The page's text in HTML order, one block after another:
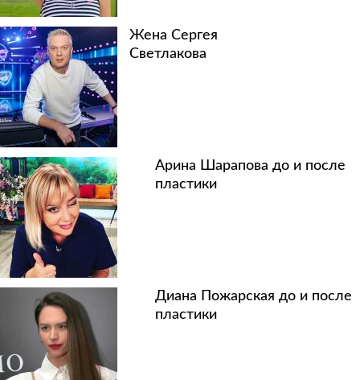
Жена Сергея
Светлакова
Арина Шарапова до и после
пластики
Диана Пожарская до и после
пластики